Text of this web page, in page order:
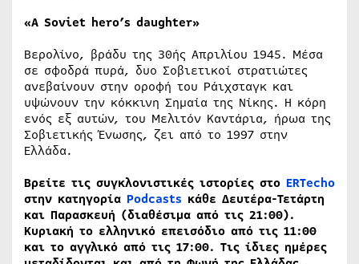
«A Soviet hero’s daughter»
Βερολίνο, βράδυ της 30ής Απριλίου 1945. Μέσα
σε σφοδρά πυρά, δυο Σοβιετικοί στρατιώτες
ανεβαίνουν στην οροφή του Ράιχσταγκ και
υψώνουν την κόκκινη Σημαία της Νίκης. Η κόρη
ενός εξ αυτών, του Μελιτόν Καντάρια, ήρωα της
Σοβιετικής Ένωσης, ζει από το 1997 στην
Ελλάδα.
Βρείτε τις συγκλονιστικές ιστορίες στο ERTecho
στην κατηγορία Podcasts κάθε Δευτέρα-Τετάρτη
και Παρασκευή (διαθέσιμα από τις 21:00).
Κυριακή το ελληνικό επεισόδιο από τις 11:00
και το αγγλικό από τις 17:00. Τις ίδιες ημέρες